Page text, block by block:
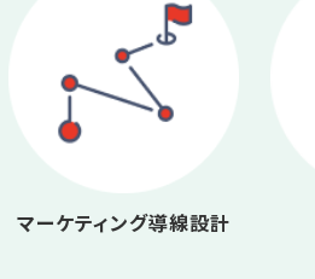
マーケティング導線設計